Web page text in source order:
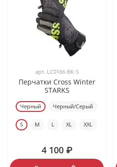
арт. LC0166-BK-S
Перчатки Cross Winter
STARKS
Черный Черный/Серый
S M L XL XXL
4 100 ₽